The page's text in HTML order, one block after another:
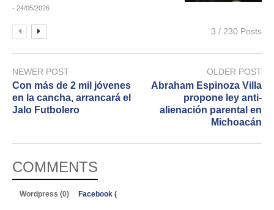
- 24/05/2026
3 / 230 Posts
NEWER POST
Con más de 2 mil jóvenes
en la cancha, arrancará el
Jalo Futbolero
OLDER POST
Abraham Espinoza Villa
propone ley anti-
alienación parental en
Michoacán
COMMENTS
Wordpress (0) Facebook (